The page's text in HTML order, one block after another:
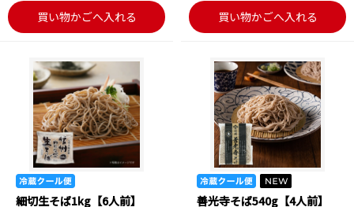
買い物かごへ入れる 買い物かごへ入れる
細切生そば1kg【6人前】 善光寺そば540g【4人前】